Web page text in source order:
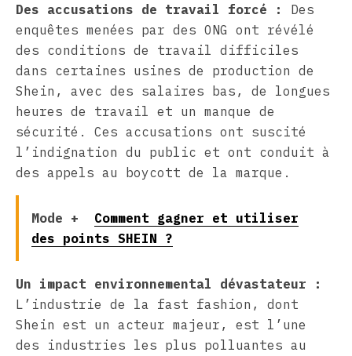
Des accusations de travail forcé :
Des
enquêtes menées par des ONG ont révélé
des conditions de travail difficiles
dans certaines usines de production de
Shein, avec des salaires bas, de longues
heures de travail et un manque de
sécurité. Ces accusations ont suscité
l’indignation du public et ont conduit à
des appels au boycott de la marque.
Mode +
Comment gagner et utiliser
des points SHEIN ?
Un impact environnemental dévastateur :
L’industrie de la fast fashion, dont
Shein est un acteur majeur, est l’une
des industries les plus polluantes au